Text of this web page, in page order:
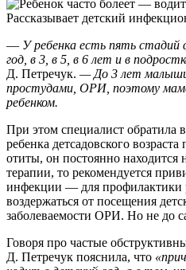
— У ребенка есть пять
год, в 3, в 5, в 6 лет и в
Д. Петречук. — До 3 лет
простудами, ОРИ, поэтому
ребенком.
При этом специалист обратила
ребенка детсадовского
отиты, он постоянно находится
терапии, то рекомендуется
инфекции — для профилактики
воздержаться от посещения
заболеваемости ОРИ. Но не до
Говоря про частые
Д. Петречук пояснила, что